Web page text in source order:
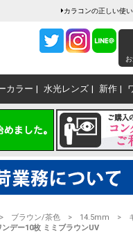
カラコンの正しい使
カラー 水光レンズ 新作
ブラウン/茶色 14.5mm
デー10枚 ミミブラウンUV